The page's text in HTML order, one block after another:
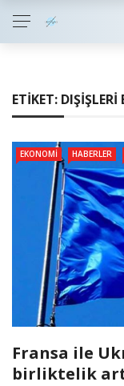
ETIKET:
EKONOMI HABERLER
Fransa ile
birliktelik